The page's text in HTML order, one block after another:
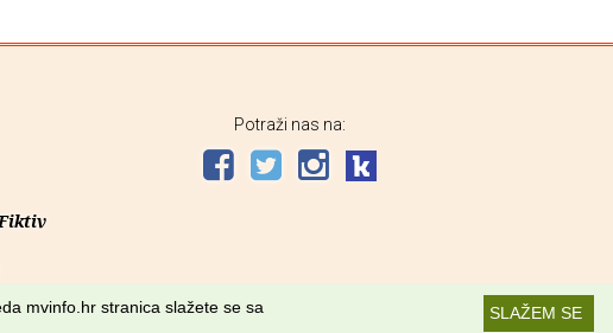
Fiktiv
Potraži nas na:
SLAŽEM SE
mvinfo.hr stranica slažete se sa